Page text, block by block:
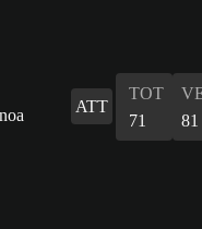
ATT
TOT
71
81